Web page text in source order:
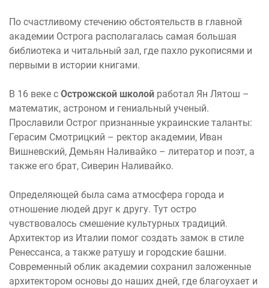
По счастливому стечению обстоятельств в главной
академии Острога располагалась самая большая
библиотека и читальный зал, где пахло рукописями и
первыми в истории книгами.
В 16 веке с Острожской школой работал Ян Лятош –
математик, астроном и гениальный ученый.
Прославили Острог признанные украинские таланты:
Герасим Смотрицкий – ректор академии, Иван
Вишневский, Демьян Наливайко – литератор и поэт, а
также его брат, Сиверин Наливайко.
Определяющей была сама атмосфера города и
отношение людей друг к другу. Тут остро
чувствовалось смешение культурных традиций.
Архитектор из Италии помог создать замок в стиле
Ренессанса, а также ратушу и городские башни.
Современный облик академии сохранил заложенные
архитектором основы до наших дней, где благоухает и